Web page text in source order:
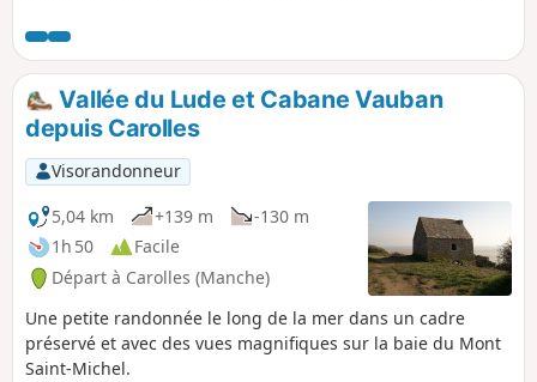
salines, il est traversé par une route submersible
recouverte lors de fortes marées. Il y a été recensées
quelques 150 espèces d'oiseaux. On y trouve aussi des
moutons et des lapins !
Vallée du Lude et Cabane Vauban
depuis Carolles
Visorandonneur
5,04 km
+139 m
-130 m
1h 50
Facile
Départ à Carolles (Manche)
Une petite randonnée le long de la mer dans un cadre
préservé et avec des vues magnifiques sur la baie du Mont
Saint-Michel.